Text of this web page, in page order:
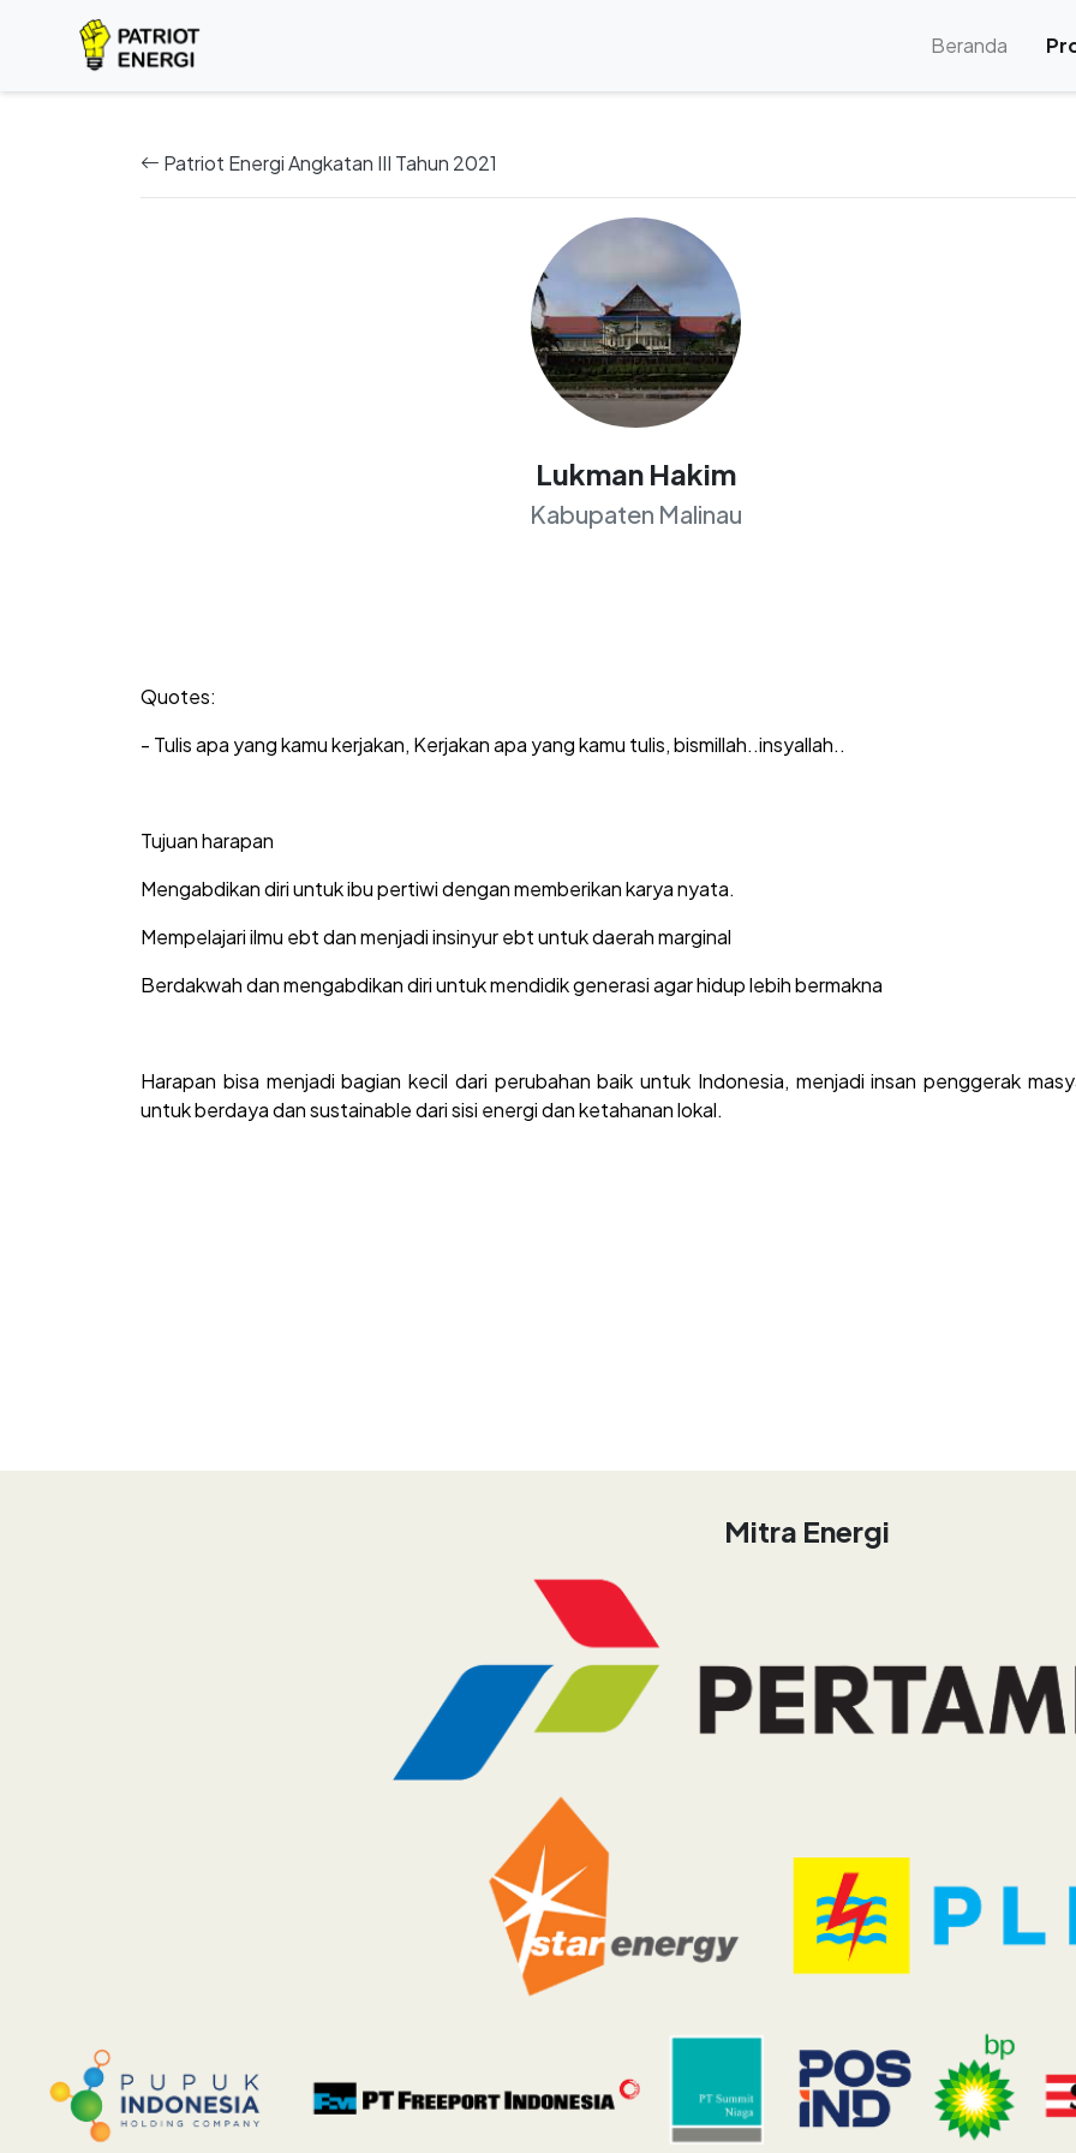
Beranda
Patriot Energi Angkatan III Tahun 2021
Lukman Hakim
Kabupaten Malinau
Quotes:
- Tulis apa yang kamu kerjakan, Kerjakan apa yang kamu tulis, bismillah..insyallah..
Tujuan harapan
Mengabdikan diri untuk ibu pertiwi dengan memberikan karya nyata.
Mempelajari ilmu ebt dan menjadi insinyur ebt untuk daerah marginal
Berdakwah dan mengabdikan diri untuk mendidik generasi agar hidup lebih bermakna
Harapan bisa menjadi bagian kecil dari perubahan baik untuk Indonesia, menjadi insan penggerak
untuk berdaya dan sustainable dari sisi energi dan ketahanan lokal.
Mitra Energi